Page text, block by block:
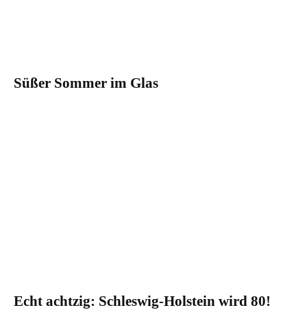
Süßer Sommer im Glas
Echt achtzig: Schleswig-Holstein wird 80!